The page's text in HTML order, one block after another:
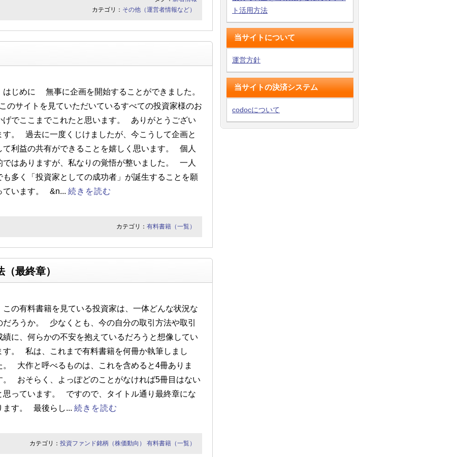
カテゴリ： その他（運営者情報など）
じめに 無事に企画を開始することができました。
のサイトを見ていただいているすべての投資家様のお
げでここまでこれたと思います。 ありがとうござい
す。 過去に一度くじけましたが、今こうして企画と
て利益の共有ができることを嬉しく思います。 個人
ではありますが、私なりの覚悟が整いました。 一人
も多く「投資家としての成功者」が誕生することを願
ています。 &n... 続きを読む
カテゴリ： 有料書籍（一覧）
最終章）
の有料書籍を見ている投資家は、一体どんな状況な
だろうか。 少なくとも、今の自分の取引方法や取引
績に、何らかの不安を抱えているだろうと想像してい
す。 私は、これまで有料書籍を何冊か執筆しまし
。 大作と呼べるものは、これを含めると4冊ありま
。 おそらく、よっぽどのことがなければ5冊目はない
思っています。 ですので、タイトル通り最終章にな
ます。 最後らし... 続きを読む
カテゴリ： 投資ファンド銘柄（株価動向） 有料書籍（一覧）
ト活用方法
当サイトについて
運営方針
当サイトの決済システム
codocについて